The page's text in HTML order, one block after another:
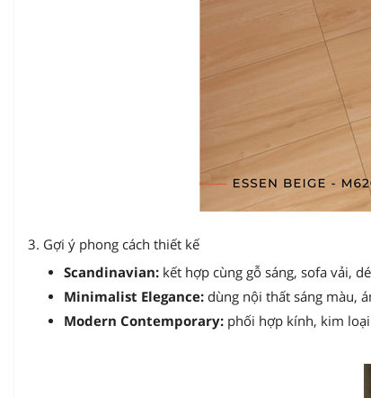
3. Gợi ý phong cách thiết kế
Scandinavian: kết hợp cùng gỗ sáng, sofa vải,
Minimalist Elegance: dùng nội thất sáng màu,
Modern Contemporary: phối hợp kính, kim